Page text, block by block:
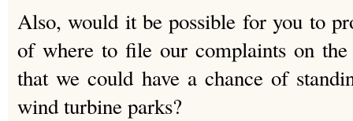
Also, would it be possible for you to
of where to file our complaints on
that we could have a chance of
wind turbine parks?